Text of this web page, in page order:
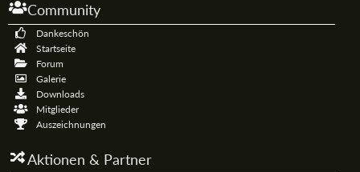
Community
Dankeschön
Startseite
Forum
Galerie
Downloads
Mitglieder
Auszeichnungen
Aktionen & Partner